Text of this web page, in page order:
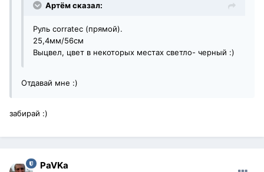
Артём сказал:
Руль corratec (прямой).
25,4мм/56см
Выцвел, цвет в некоторых местах светло- черный :)
Отдавай мне :)
забирай :)
PaVKa